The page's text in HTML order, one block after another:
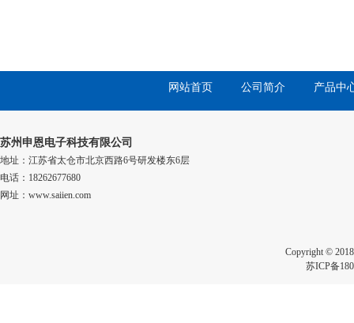
网站首页 公司简介 产品中
苏州申恩电子科技有限公司
地址：江苏省太仓市北京西路6号研发楼东6层
电话：18262677680
网址：www.saiien.com
Copyright ©
苏ICP备